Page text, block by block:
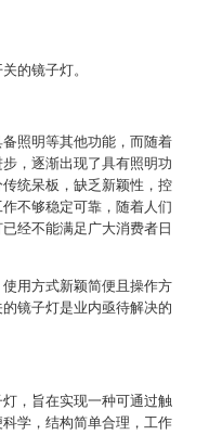
的镜子灯。
照明等其他功能，而随着
，逐渐出现了具有照明功
统呆板，缺乏新颖性，控
不够稳定可靠，随着人们
经不能满足广大消费者日
用方式新颖简便且操作方
镜子灯是业内亟待解决的
，旨在实现一种可通过触
学，结构简单合理，工作